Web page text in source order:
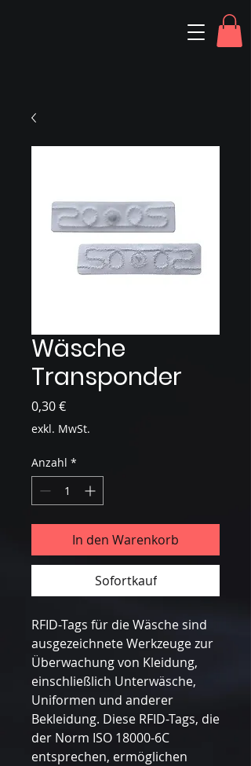
Wäsche
Transponder
0,30 €Preis
exkl. MwSt.
Anzahl *
In den Warenkorb
Sofortkauf
RFID-Tags für die Wäsche sind
ausgezeichnete Werkzeuge zur
Überwachung von Kleidung,
einschließlich Unterwäsche,
Uniformen und anderer
Bekleidung. Diese RFID-Tags, die
der Norm ISO 18000-6C
entsprechen, ermöglichen